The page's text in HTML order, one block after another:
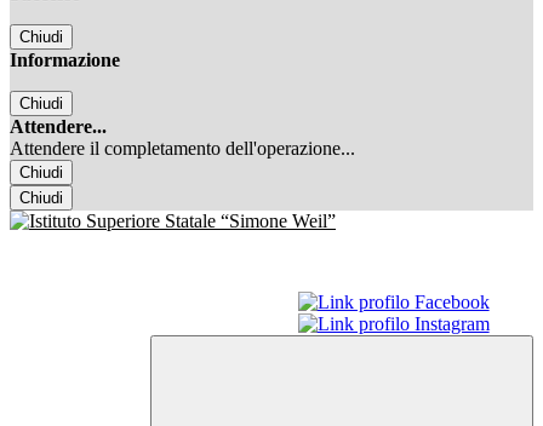
Chiudi
Informazione
Chiudi
Attendere...
Attendere il completamento dell'operazione...
Chiudi
Chiudi